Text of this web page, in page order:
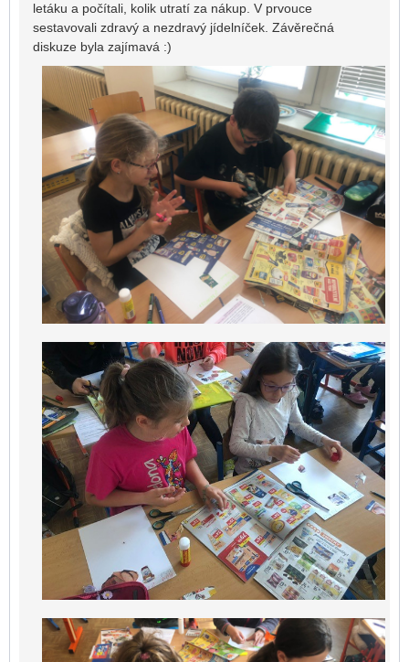
letáku a počítali, kolik utratí za nákup. V prvouce
sestavovali zdravý a nezdravý jídelníček. Závěrečná
diskuze byla zajímavá :)